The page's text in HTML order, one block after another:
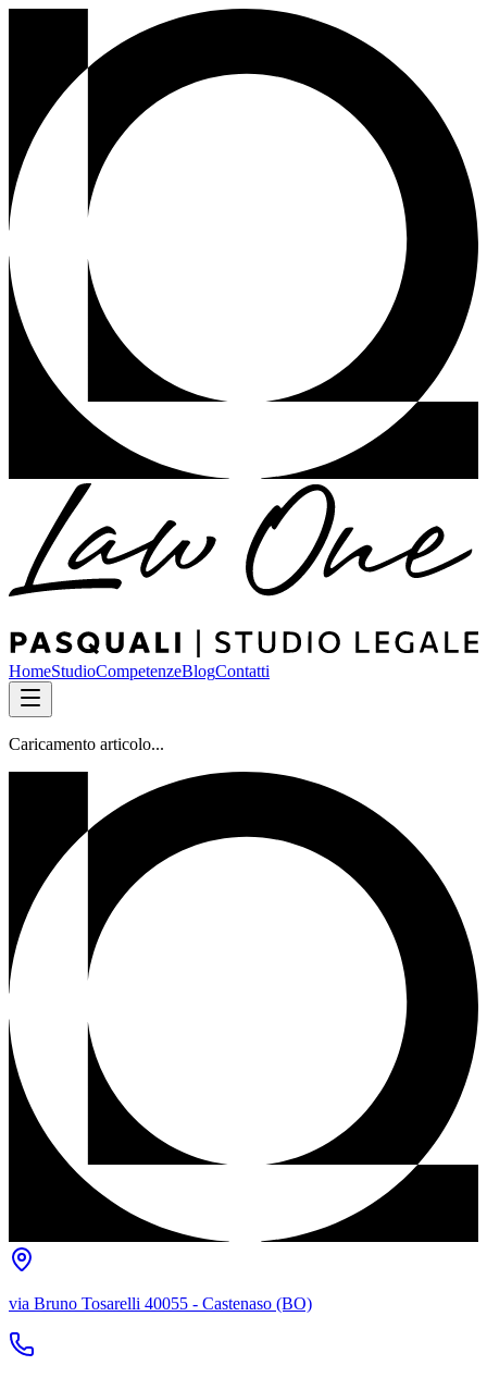
HomeStudioCompetenzeBlogContatti
Caricamento articolo...
via Bruno Tosarelli 40055 - Castenaso (BO)